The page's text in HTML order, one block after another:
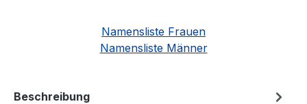
Namensliste Frauen
Namensliste Männer
Beschreibung